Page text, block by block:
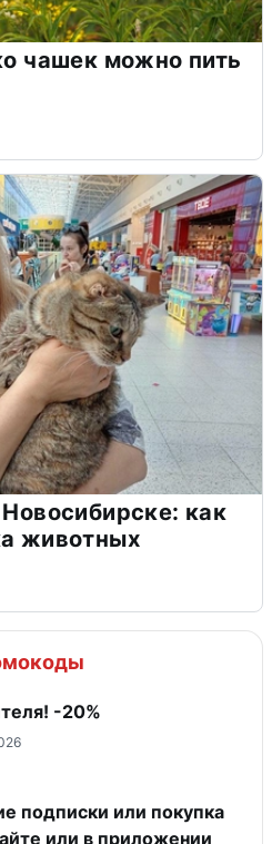
чашек можно пить
как
животных
-20%
подписки или покупка
или в приложении